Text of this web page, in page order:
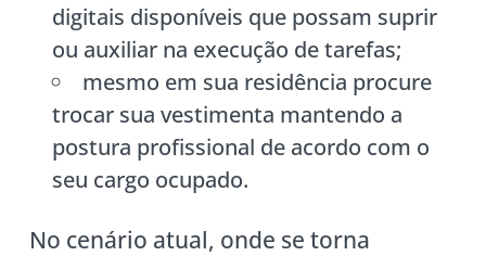
digitais disponíveis que possam suprir
ou auxiliar na execução de tarefas;
mesmo em sua residência procure
trocar sua vestimenta mantendo a
postura profissional de acordo com o
seu cargo ocupado.
No cenário atual, onde se torna